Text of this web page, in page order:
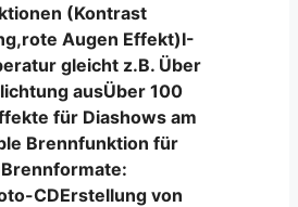
(Kontrast
Augen Effekt)I-
gleicht z.B. Über
ausÜber 100
für Diashows am
Brennfunktion für
CDErstellung von